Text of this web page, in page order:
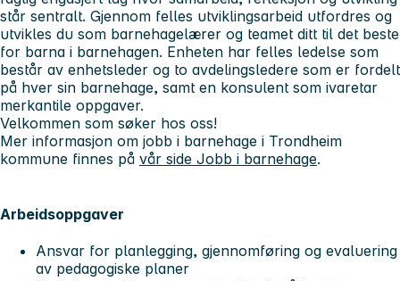
står sentralt. Gjennom felles utviklingsarbeid utfordres og
utvikles du som barnehagelærer og teamet ditt til det beste
for barna i barnehagen. Enheten har felles ledelse som
består av enhetsleder og to avdelingsledere som er fordelt
på hver sin barnehage, samt en konsulent som ivaretar
merkantile oppgaver.
Velkommen som søker hos oss!
Mer informasjon om jobb i barnehage i Trondheim
kommune finnes på vår side Jobb i barnehage.
Arbeidsoppgaver
Ansvar for planlegging, gjennomføring og evaluering
av pedagogiske planer